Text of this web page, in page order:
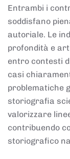
Entrambi i
soddisfano
autoriale. Le
profondità e
entro contesti
casi
problematiche
storiografia
valorizzare
contribuendo
storiografico